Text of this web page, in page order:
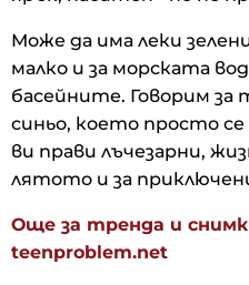
Може да има леки
малко и за морската
басейните. Говорим за
синьо, което просто се
ви прави лъчезарни,
лятото и за
Още за тренда и
teenproblem.net